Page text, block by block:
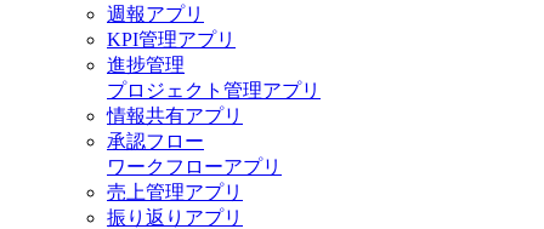
週報アプリ
KPI管理アプリ
進捗管理
プロジェクト管理アプリ
情報共有アプリ
承認フロー
ワークフローアプリ
売上管理アプリ
振り返りアプリ